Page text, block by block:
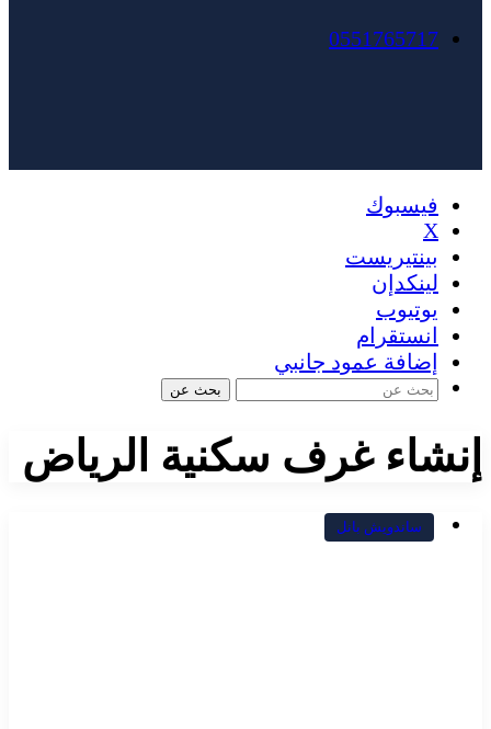
0551765717
فيسبوك
X
بينتيريست
لينكدإن
يوتيوب
انستقرام
إضافة عمود جانبي
بحث عن
إنشاء غرف سكنية الرياض
ساندويش بانل